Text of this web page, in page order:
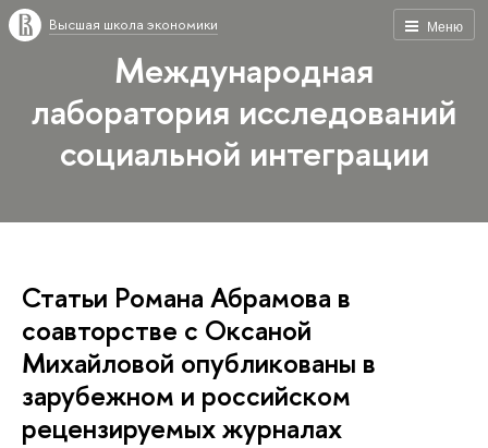
Меню
Высшая школа экономики
Международная
лаборатория исследований
социальной интеграции
Статьи Романа Абрамова в
соавторстве с Оксаной
Михайловой опубликованы в
зарубежном и российском
рецензируемых журналах